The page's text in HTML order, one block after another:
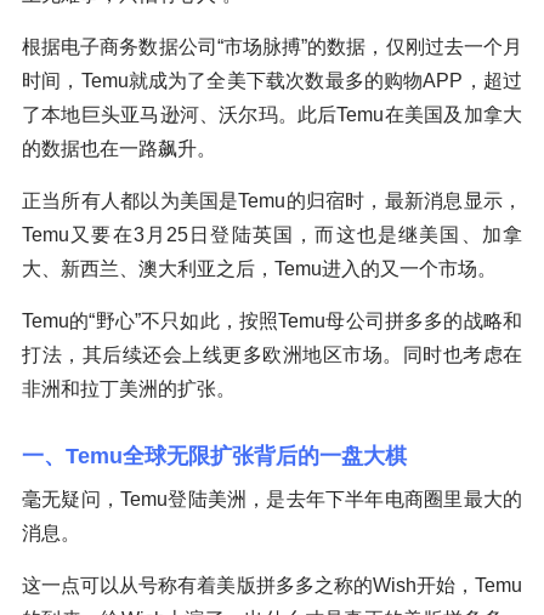
根据电子商务数据公司“市场脉搏”的数据，仅刚过去一个月
时间，Temu就成为了全美下载次数最多的购物APP，超过
了本地巨头亚马逊河、沃尔玛。此后Temu在美国及加拿大
的数据也在一路飙升。
正当所有人都以为美国是Temu的归宿时，最新消息显示，
Temu又要在3月25日登陆英国，而这也是继美国、加拿
大、新西兰、澳大利亚之后，Temu进入的又一个市场。
Temu的“野心”不只如此，按照Temu母公司拼多多的战略和
打法，其后续还会上线更多欧洲地区市场。同时也考虑在
非洲和拉丁美洲的扩张。
一、Temu全球无限扩张背后的一盘大棋
毫无疑问，Temu登陆美洲，是去年下半年电商圈里最大的
消息。
这一点可以从号称有着美版拼多多之称的Wish开始，Temu